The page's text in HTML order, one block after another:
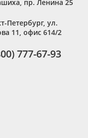
пр. Ленина 25
Петербург, ул.
11, офис 614/2
777-67-93